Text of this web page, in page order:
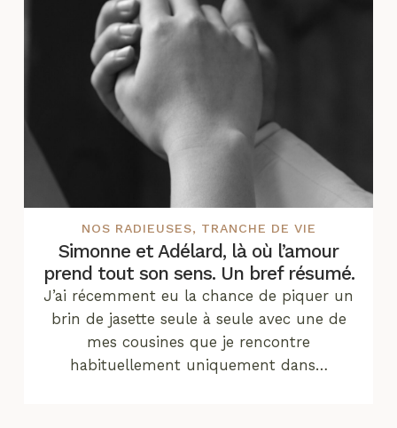
NOS RADIEUSES, TRANCHE DE VIE
Simonne et Adélard, là où l’amour
prend tout son sens. Un bref résumé.
J’ai récemment eu la chance de piquer un
brin de jasette seule à seule avec une de
mes cousines que je rencontre
habituellement uniquement dans…